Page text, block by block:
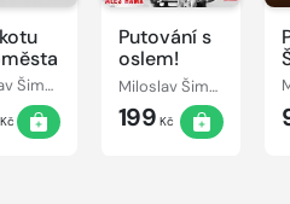
Miloslav Šimek, Jiří Grossmann
Kč
Putování s
oslem!
Miloslav Šimek, Josef Fousek
199 Kč